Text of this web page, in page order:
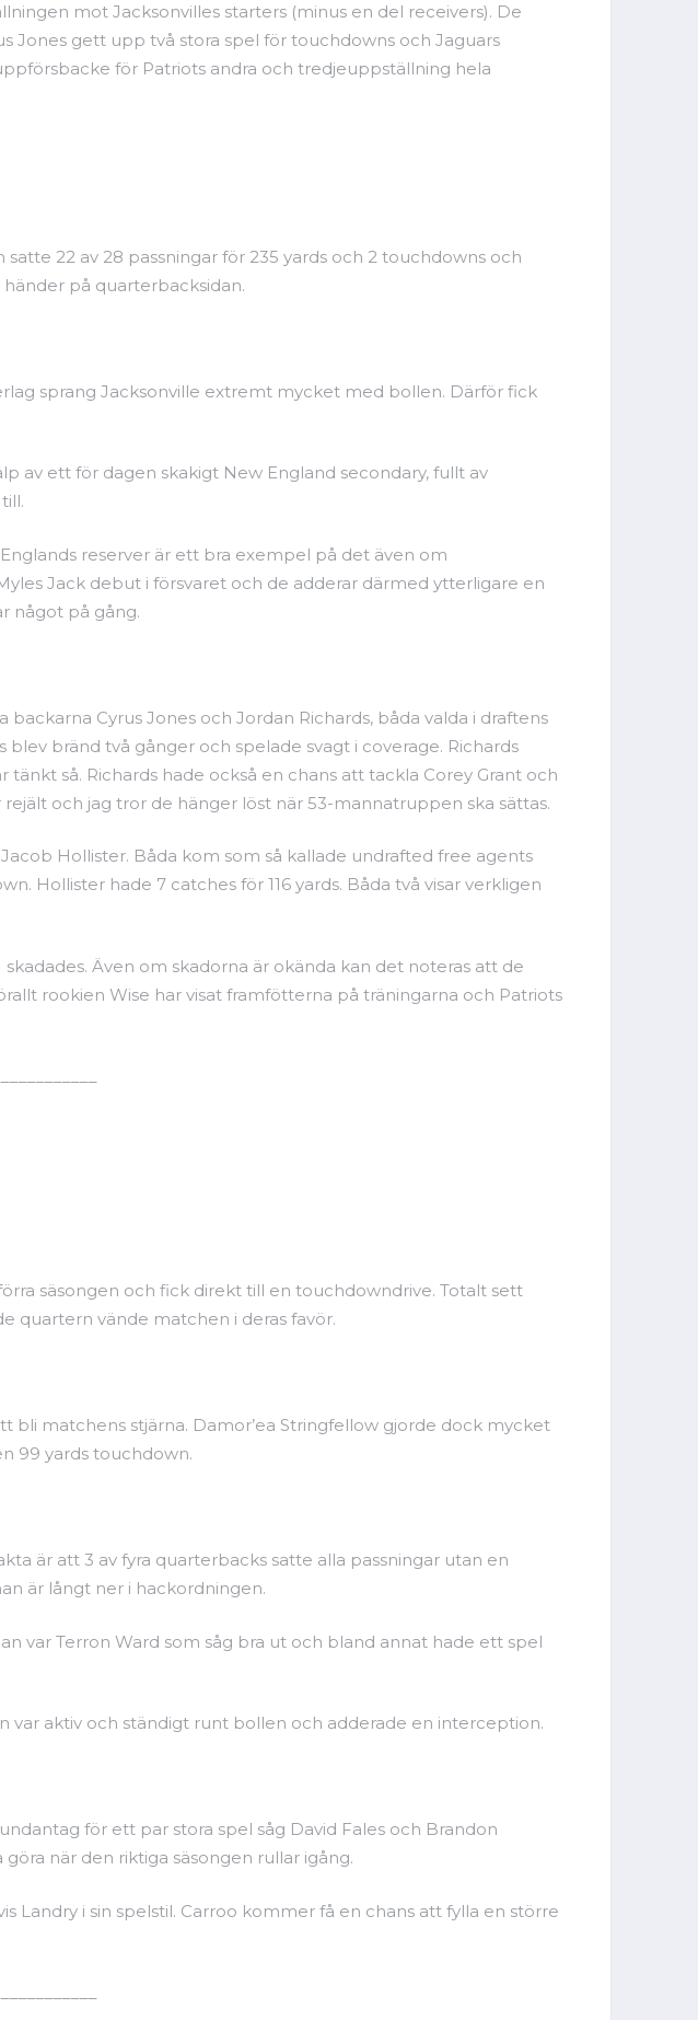
mot Jacksonvilles starters (minus en del receivers). De
Jones gett upp två stora spel för touchdowns och Jaguars
för Patriots andra och tredjeuppställning hela
22 av 28 passningar för 235 yards och 2 touchdowns och
på quarterbacksidan.
sprang Jacksonville extremt mycket med bollen. Därför fick
av ett för dagen skakigt New England secondary, fullt av
reserver är ett bra exempel på det även om
Jack debut i försvaret och de adderar därmed ytterligare en
något på gång.
Cyrus Jones och Jordan Richards, båda valda i draftens
bränd två gånger och spelade svagt i coverage. Richards
så. Richards hade också en chans att tackla Corey Grant och
och jag tror de hänger löst när 53-mannatruppen ska sättas.
Hollister. Båda kom som så kallade undrafted free agents
Hollister hade 7 catches för 116 yards. Båda två visar verkligen
Även om skadorna är okända kan det noteras att de
rookien Wise har visat framfötterna på träningarna och Patriots
säsongen och fick direkt till en touchdowndrive. Totalt sett
quartern vände matchen i deras favör.
matchens stjärna. Damor’ea Stringfellow gjorde dock mycket
99 yards touchdown.
är att 3 av fyra quarterbacks satte alla passningar utan en
är långt ner i hackordningen.
var Terron Ward som såg bra ut och bland annat hade ett spel
var aktiv och ständigt runt bollen och adderade en interception.
för ett par stora spel såg David Fales och Brandon
när den riktiga säsongen rullar igång.
Landry i sin spelstil. Carroo kommer få en chans att fylla en större